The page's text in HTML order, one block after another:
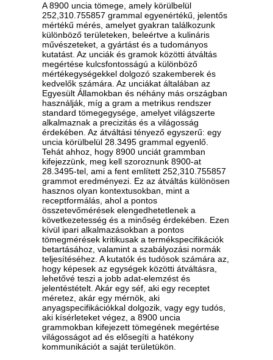
A 8900 uncia tömege, amely körülbelül
252,310.755857 grammal egyenértékű, jelentős
mértékű mérés, amelyet gyakran találkozunk
különböző területeken, beleértve a kulináris
művészeteket, a gyártást és a tudományos
kutatást. Az unciák és gramok közötti átváltás
megértése kulcsfontosságú a különböző
mértékegységekkel dolgozó szakemberek és
kedvelők számára. Az unciákat általában az
Egyesült Államokban és néhány más országban
használják, míg a gram a metrikus rendszer
standard tömegegysége, amelyet világszerte
alkalmaznak a precizitás és a világosság
érdekében. Az átváltási tényező egyszerű: egy
uncia körülbelül 28.3495 grammal egyenlő.
Tehát ahhoz, hogy 8900 unciát grammban
kifejezzünk, meg kell szoroznunk 8900-at
28.3495-tel, ami a fent említett 252,310.755857
grammot eredményezi. Ez az átváltás különösen
hasznos olyan kontextusokban, mint a
receptformálás, ahol a pontos
összetevőmérések elengedhetetlenek a
következetesség és a minőség érdekében. Ezen
kívül ipari alkalmazásokban a pontos
tömegmérések kritikusak a termékspecifikációk
betartásához, valamint a szabályozási normák
teljesítéséhez. A kutatók és tudósok számára az,
hogy képesek az egységek közötti átváltásra,
lehetővé teszi a jobb adat-elemzést és
jelentéstételt. Akár egy séf, aki egy receptet
méretez, akár egy mérnök, aki
anyagspecifikációkkal dolgozik, vagy egy tudós,
aki kísérleteket végez, a 8900 uncia
grammokban kifejezett tömegének megértése
világosságot ad és elősegíti a hatékony
kommunikációt a saját területükön.